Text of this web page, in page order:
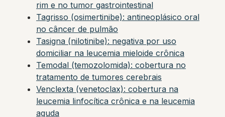
rim e no tumor gastrointestinal
Tagrisso (osimertinibe): antineoplásico oral
no câncer de pulmão
Tasigna (nilotinibe): negativa por uso
domiciliar na leucemia mieloide crônica
Temodal (temozolomida): cobertura no
tratamento de tumores cerebrais
Venclexta (venetoclax): cobertura na
leucemia linfocítica crônica e na leucemia
aguda